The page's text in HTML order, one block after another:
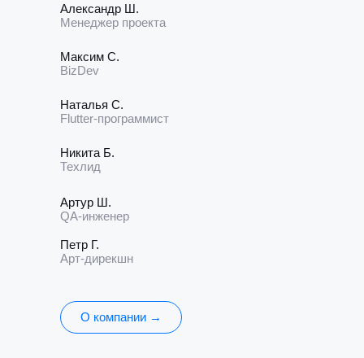
Александр Ш.
Менеджер проекта
Наталья С.
Flutter-программист
О компании →
Максим С.
BizDev
Петр Г.
Арт-дирекшн
Никита Б.
Техлид
QA-инженер
Артур Ш.